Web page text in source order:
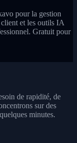
pour la gestion
et les outils IA
Gratuit pour
de rapidité, de
sur des
minutes.